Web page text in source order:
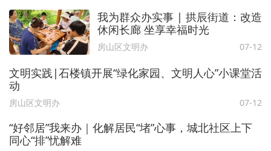
我为群众办实事 | 拱辰街道：改造
休闲长廊 坐享幸福时光
房山区文明办 07-12
文明实践|石楼镇开展“绿化家园、文明人心”小课堂活
动
房山区文明办 07-12
“好邻居”我来办｜化解居民“堵”心事，城北社区上下
同心“排”忧解难